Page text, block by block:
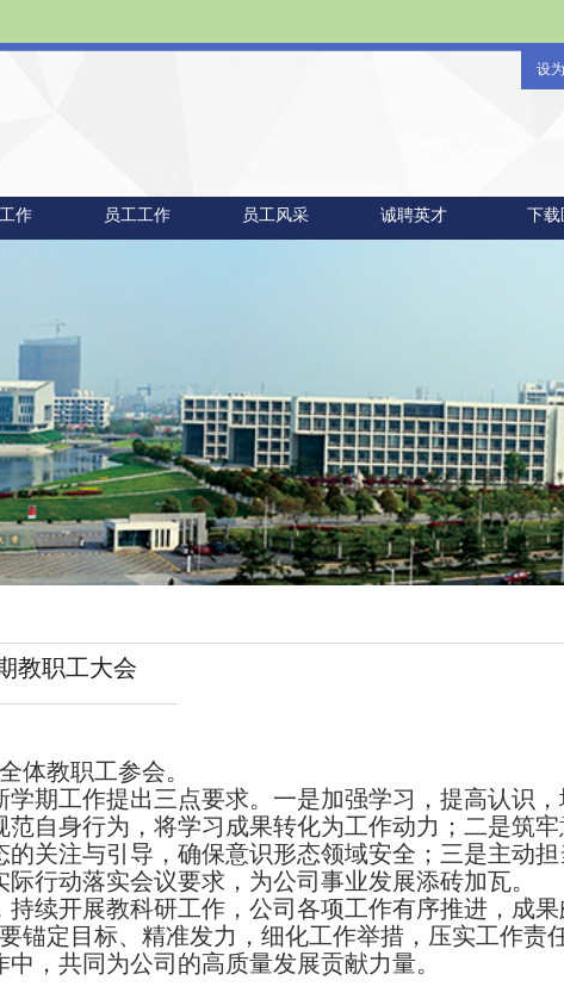
设
作 员工工作 员工风采 诚聘英才 下载
教职工大会
体教职工参会。
期工作提出三点要求。一是加强学习，提高认识
自身行为，将学习成果转化为工作动力；二是筑
关注与引导，确保意识形态领域安全；三是主动
行动落实会议要求，为公司事业发展添砖加瓦。
续开展教科研工作，公司各项工作有序推进，成果
锚定目标、精准发力，细化工作举措，压实工作责
，共同为公司的高质量发展贡献力量。